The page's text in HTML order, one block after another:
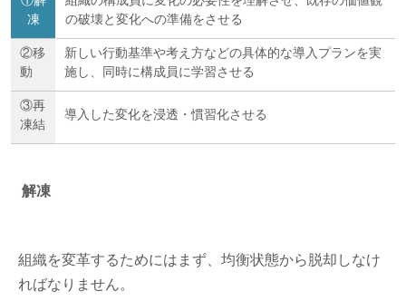
凍
の破壊と変化への準備をさせる
②移
動
新しい行動基準や考え方などの具体的な導入プランを実
施し、同時に構成員に学習させる
③再
凍結
導入した変化を浸透・慣習化させる
解凍
組織を変革するためにはまず、均衡状態から脱却しなけ
ればなりません。